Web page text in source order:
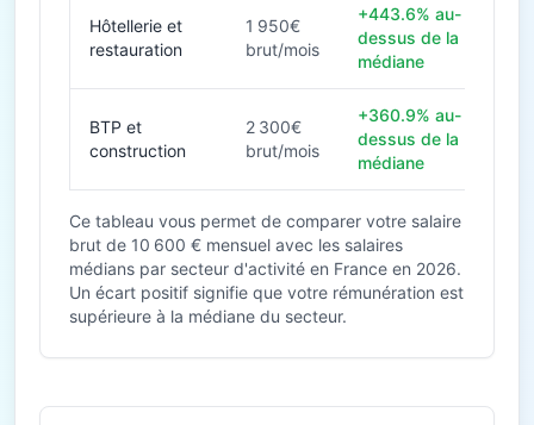
Hôtellerie et
restauration
1 950€
brut/mois
+443.6% au-
dessus de la
médiane
BTP et
construction
2 300€
brut/mois
+360.9% au-
dessus de la
médiane
Ce tableau vous permet de comparer votre salaire
brut de 10 600 € mensuel avec les salaires
médians par secteur d'activité en France en 2026.
Un écart positif signifie que votre rémunération est
supérieure à la médiane du secteur.